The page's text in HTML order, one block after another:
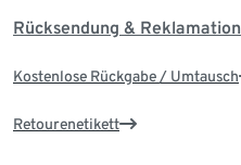
Rücksendung & Reklamation
Kostenlose Rückgabe / Umtausch
Retourenetikett